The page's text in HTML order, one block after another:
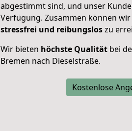
abgestimmt sind, und unser
Verfügung. Zusammen können
stressfrei und reibungsloszu
Wir bieten höchste Qualität bei
Bremen nach Dieselstraße.
Kostenlose